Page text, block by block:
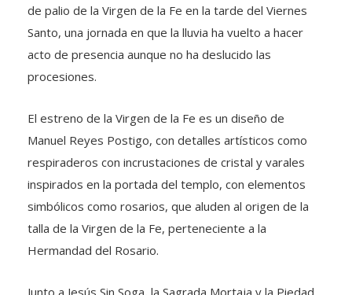
de palio de la Virgen de la Fe en la tarde del Viernes
Santo, una jornada en que la lluvia ha vuelto a hacer
acto de presencia aunque no ha deslucido las
procesiones.
El estreno de la Virgen de la Fe es un diseño de
Manuel Reyes Postigo, con detalles artísticos como
respiraderos con incrustaciones de cristal y varales
inspirados en la portada del templo, con elementos
simbólicos como rosarios, que aluden al origen de la
talla de la Virgen de la Fe, perteneciente a la
Hermandad del Rosario.
Junto a Jesús Sin Soga, la Sagrada Mortaja y la Piedad